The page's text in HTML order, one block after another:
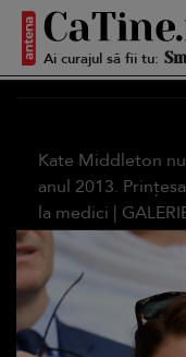
Ai curajul să fii tu:
Kate Middleton
anul 2013.
la medici |